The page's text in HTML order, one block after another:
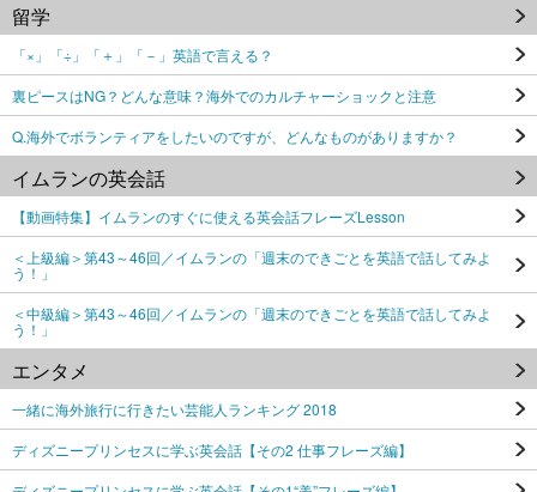
留学
「×」「÷」「＋」「－」英語で言える？
裏ピースはNG？どんな意味？海外でのカルチャーショックと注意
Q.海外でボランティアをしたいのですが、どんなものがありますか？
イムランの英会話
【動画特集】イムランのすぐに使える英会話フレーズLesson
＜上級編＞第43～46回／イムランの「週末のできごとを英語で話してみよ
う！」
＜中級編＞第43～46回／イムランの「週末のできごとを英語で話してみよ
う！」
エンタメ
一緒に海外旅行に行きたい芸能人ランキング 2018
ディズニープリンセスに学ぶ英会話【その2 仕事フレーズ編】